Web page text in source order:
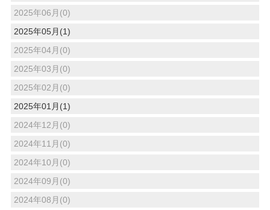
2025年06月(0)
2025年05月(1)
2025年04月(0)
2025年03月(0)
2025年02月(0)
2025年01月(1)
2024年12月(0)
2024年11月(0)
2024年10月(0)
2024年09月(0)
2024年08月(0)